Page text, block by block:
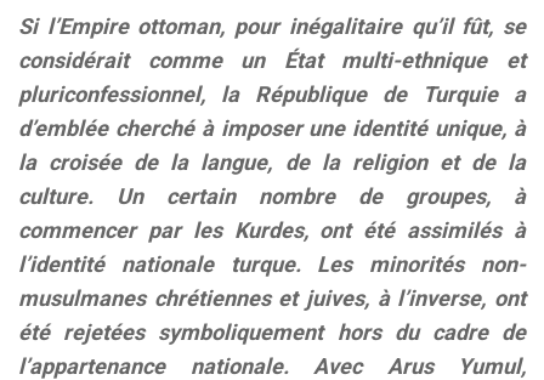
Si l’Empire ottoman, pour inégalitaire qu’il fût, se
considérait comme un État multi-ethnique et
pluriconfessionnel, la République de Turquie a
d’emblée cherché à imposer une identité unique, à
la croisée de la langue, de la religion et de la
culture. Un certain nombre de groupes, à
commencer par les Kurdes, ont été assimilés à
l’identité nationale turque. Les minorités non-
musulmanes chrétiennes et juives, à l’inverse, ont
été rejetées symboliquement hors du cadre de
l’appartenance nationale. Avec Arus Yumul,